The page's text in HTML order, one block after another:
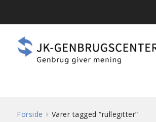
Forside Varer tagged “rullegitter”